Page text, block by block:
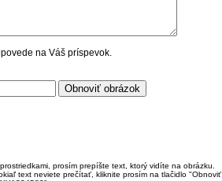
na Váš príspevok.
prosím prepíšte text, ktorý vidíte na obrázku.
text neviete prečítať, kliknite prosím na tlačidlo "Obnoviť